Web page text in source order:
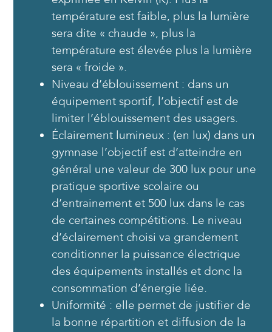
température est faible, plus la lumière
sera dite « chaude », plus la
température est élevée plus la lumière
sera « froide ».
Niveau d’éblouissement : dans un
équipement sportif, l’objectif est de
limiter l’éblouissement des usagers.
Éclairement lumineux : (en lux) dans un
gymnase l’objectif est d’atteindre en
général une valeur de 300 lux pour une
pratique sportive scolaire ou
d’entrainement et 500 lux dans le cas
de certaines compétitions. Le niveau
d’éclairement choisi va grandement
conditionner la puissance électrique
des équipements installés et donc la
consommation d’énergie liée.
Uniformité : elle permet de justifier de
la bonne répartition et diffusion de la